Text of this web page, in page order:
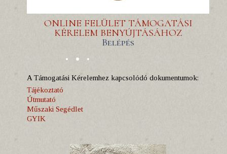
ONLINE FELÜLET TÁMOGATÁSI
KÉRELEM BENYÚJTÁSÁHOZ
Belépés
A Támogatási Kérelemhez kapcsolódó dokumentumok:
Tájékoztató
Útmutató
Műszaki Segédlet
GYIK